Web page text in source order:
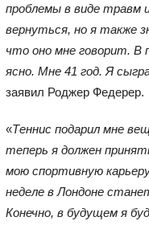
проблемы в виде травм
вернуться, но я также
что оно мне говорит. В
ясно. Мне 41 год. Я
заявил Роджер Федерер.
«Теннис подарил мне
теперь я должен
мою спортивную
неделе в Лондоне
Конечно, в будущем я